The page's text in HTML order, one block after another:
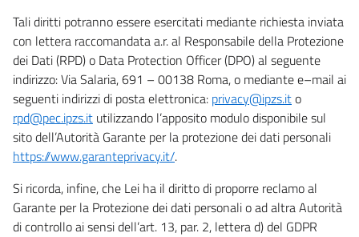
Tali diritti potranno essere esercitati mediante richiesta inviata
con lettera raccomandata a.r. al Responsabile della Protezione
dei Dati (RPD) o Data Protection Officer (DPO) al seguente
indirizzo: Via Salaria, 691 – 00138 Roma, o mediante e–mail ai
seguenti indirizzi di posta elettronica: privacy@ipzs.ito
rpd@pec.ipzs.it utilizzando l’apposito modulo disponibile sul
sito dell’Autorità Garante per la protezione dei dati personali
https://www.garanteprivacy.it/.
Si ricorda, infine, che Lei ha il diritto di proporre reclamo al
Garante per la Protezione dei dati personali o ad altra Autorità
di controllo ai sensi dell’art. 13, par. 2, lettera d) del GDPR